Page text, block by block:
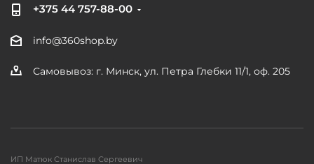
+375 44 757-88-00
info@360shop.by
Самовывоз: г. Минск, ул. Петра Глебки 11/1, оф. 205
ИП Матюк Станислав Сергеевич